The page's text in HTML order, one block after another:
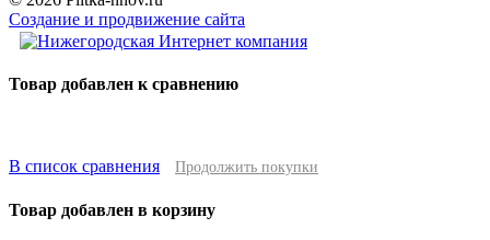
Создание и продвижение сайта
Товар добавлен к сравнению
В список сравнения Продолжить покупки
Товар добавлен в корзину